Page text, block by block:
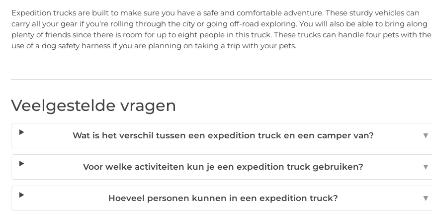
Expedition trucks are built to make sure you have a safe and comfortable adventure. These sturdy vehicles can
carry all your gear if you’re rolling through the city or going off-road exploring. You will also be able to bring along
plenty of friends since there is room for up to eight people in this truck. These trucks can handle four pets with the
use of a dog safety harness if you are planning on taking a trip with your pets.
Veelgestelde vragen
Wat is het verschil tussen een expedition truck en een camper van? ▼
Voor welke activiteiten kun je een expedition truck gebruiken? ▼
Hoeveel personen kunnen in een expedition truck? ▼